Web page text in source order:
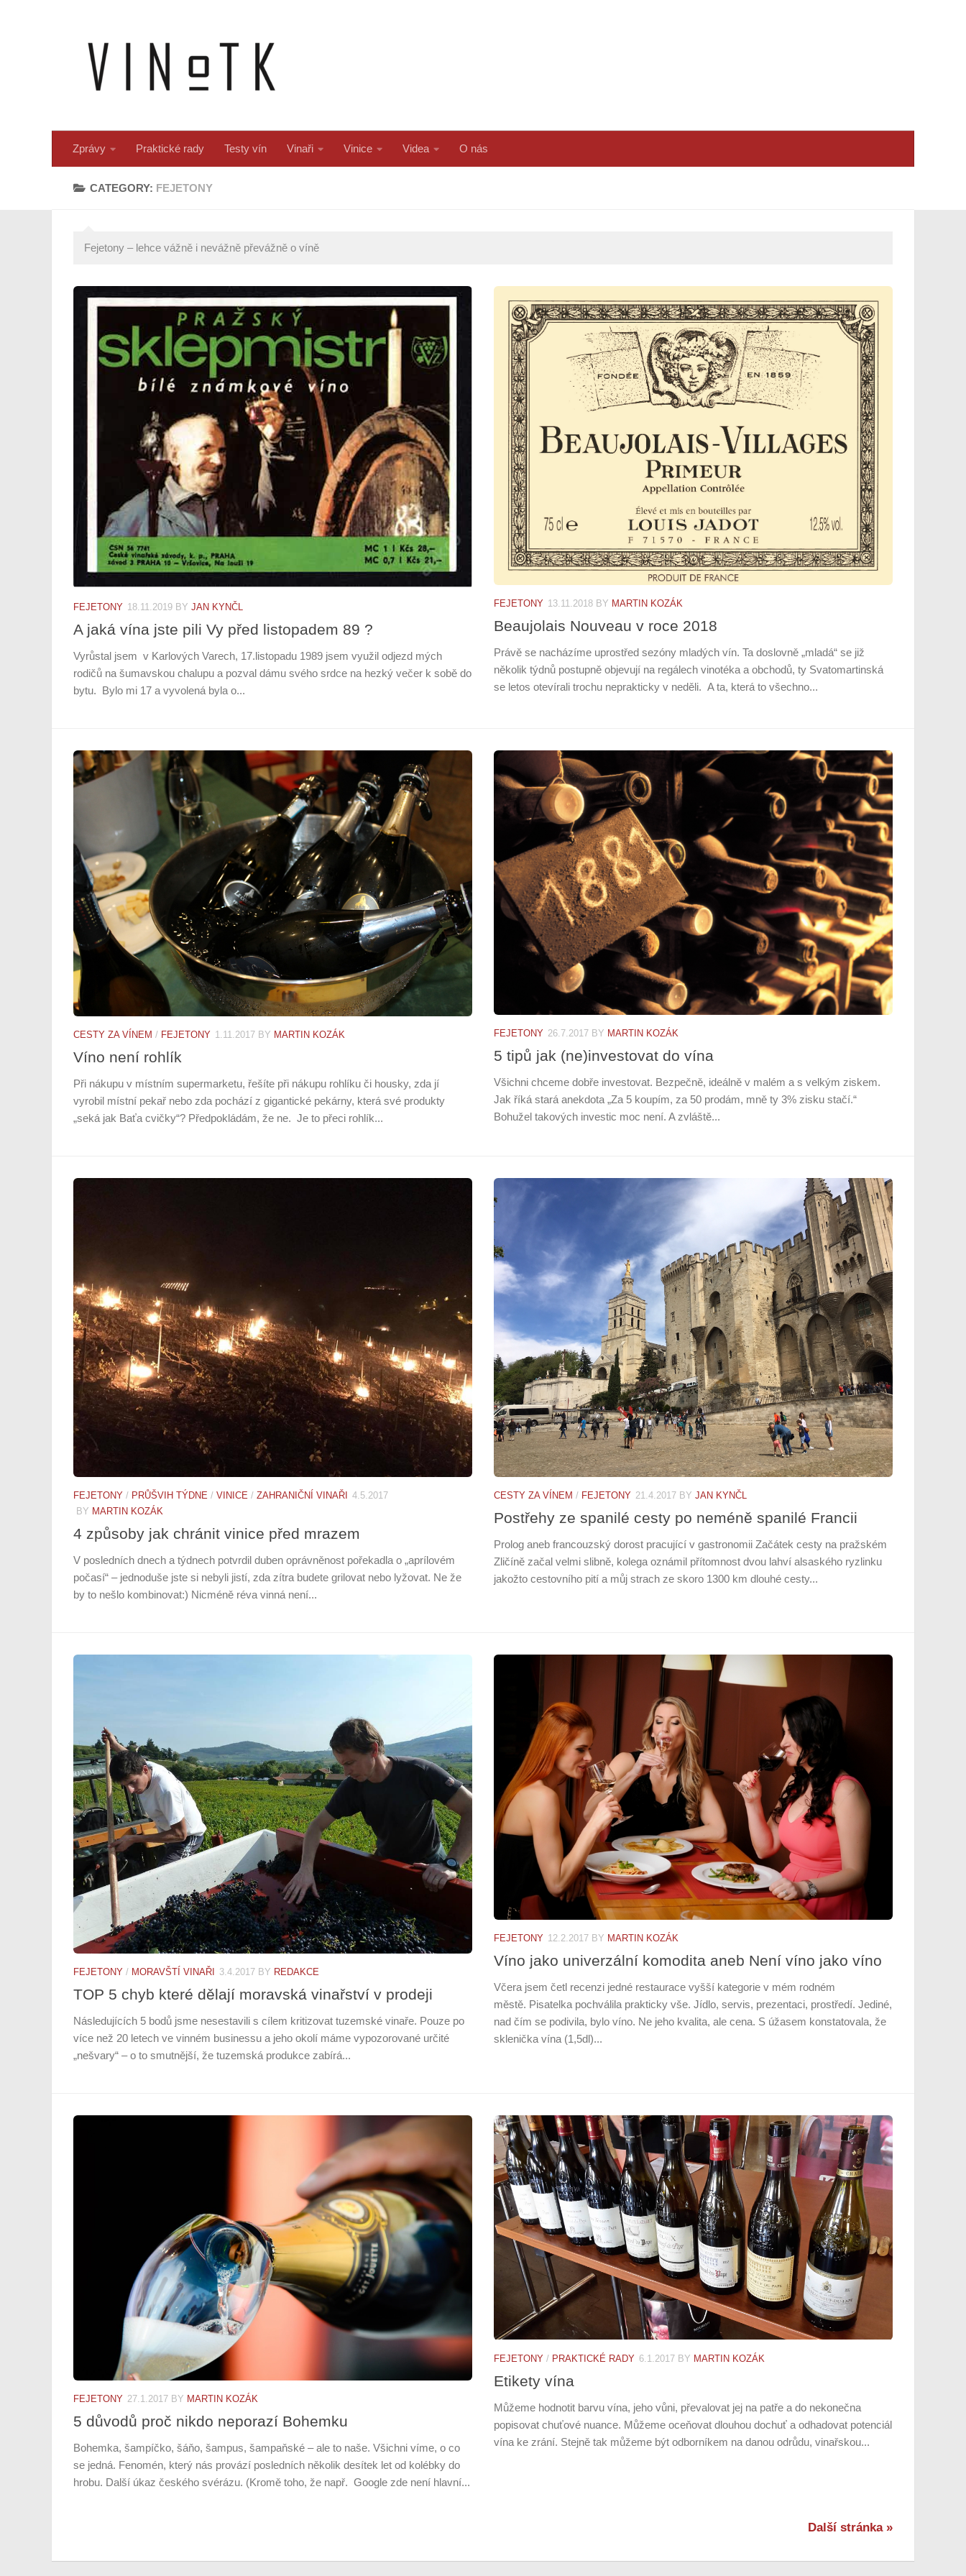
Zprávy Praktické rady Testy vín Vinaři Vinice Videa O nás
CATEGORY: FEJETONY
Fejetony – lehce vážně i nevážně převážně o víně
FEJETONY 18.11.2019 BY JAN KYNČL
A jaká vína jste pili Vy před listopadem 89 ?
Vyrůstal jsem v Karlových Varech, 17.listopadu 1989 jsem využil odjezd mých
rodičů na šumavskou chalupu a pozval dámu svého srdce na hezký večer k sobě do
bytu. Bylo mi 17 a vyvolená byla o...
FEJETONY 13.11.2018 BY MARTIN KOZÁK
Beaujolais Nouveau v roce 2018
Právě se nacházíme uprostřed sezóny mladých vín. Ta doslovně „mladá“ se již
několik týdnů postupně objevují na regálech vinotéka a obchodů, ty Svatomartinská
se letos otevírali trochu neprakticky v neděli. A ta, která to všechno...
CESTY ZA VÍNEM / FEJETONY 1.11.2017 BY MARTIN KOZÁK
Víno není rohlík
Při nákupu v místním supermarketu, řešíte při nákupu rohlíku či housky, zda jí
vyrobil místní pekař nebo zda pochází z gigantické pekárny, která své produkty
„seká jak Baťa cvičky“? Předpokládám, že ne. Je to přeci rohlík...
FEJETONY 26.7.2017 BY MARTIN KOZÁK
5 tipů jak (ne)investovat do vína
Všichni chceme dobře investovat. Bezpečně, ideálně v malém a s velkým ziskem.
Jak říká stará anekdota „Za 5 koupím, za 50 prodám, mně ty 3% zisku stačí.“
Bohužel takových investic moc není. A zvláště...
FEJETONY / PRŮŠVIH TÝDNE / VINICE / ZAHRANIČNÍ VINAŘI
4.5.2017
BY MARTIN KOZÁK
4 způsoby jak chránit vinice před mrazem
V posledních dnech a týdnech potvrdil duben oprávněnost pořekadla o „aprílovém
počasí“ – jednoduše jste si nebyli jistí, zda zítra budete grilovat nebo lyžovat. Ne že
by to nešlo kombinovat:) Nicméně réva vinná není...
CESTY ZA VÍNEM / FEJETONY 21.4.2017 BY JAN KYNČL
Postřehy ze spanilé cesty po neméně spanilé Francii
Prolog aneb francouzský dorost pracující v gastronomii Začátek cesty na pražském
Zličíně začal velmi slibně, kolega oznámil přítomnost dvou lahví alsaského ryzlinku
jakožto cestovního pití a můj strach ze skoro 1300 km dlouhé cesty...
FEJETONY / MORAVŠTÍ VINAŘI 3.4.2017 BY REDAKCE
TOP 5 chyb které dělají moravská vinařství v prodeji
Následujících 5 bodů jsme nesestavili s cílem kritizovat tuzemské vinaře. Pouze po
více než 20 letech ve vinném businessu a jeho okolí máme vypozorované určité
„nešvary“ – o to smutnější, že tuzemská produkce zabírá...
FEJETONY 12.2.2017 BY MARTIN KOZÁK
Víno jako univerzální komodita aneb Není víno jako víno
Včera jsem četl recenzi jedné restaurace vyšší kategorie v mém rodném
městě. Pisatelka pochválila prakticky vše. Jídlo, servis, prezentaci, prostředí. Jediné,
nad čím se podivila, bylo víno. Ne jeho kvalita, ale cena. S úžasem konstatovala, že
sklenička vína (1,5dl)...
FEJETONY 27.1.2017 BY MARTIN KOZÁK
5 důvodů proč nikdo neporazí Bohemku
Bohemka, šampíčko, šáňo, šampus, šampaňské – ale to naše. Všichni víme, o co
se jedná. Fenomén, který nás provází posledních několik desítek let od kolébky do
hrobu. Další úkaz českého svérázu. (Kromě toho, že např. Google zde není hlavní...
FEJETONY / PRAKTICKÉ RADY 6.1.2017 BY MARTIN KOZÁK
Etikety vína
Můžeme hodnotit barvu vína, jeho vůni, převalovat jej na patře a do nekonečna
popisovat chuťové nuance. Můžeme oceňovat dlouhou dochuť a odhadovat potenciál
vína ke zrání. Stejně tak můžeme být odborníkem na danou odrůdu, vinařskou...
Další stránka »